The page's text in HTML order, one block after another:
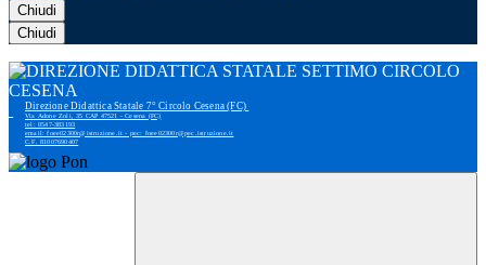
Chiudi
Chiudi
Direzione Didattica Statale 7° Circolo Cesena (FC)
Via Adone Zoli, 35 CAP 47521 - Cesena (FC)
tel: 0547-383193
email: foee02300r@istruzione.it - pec: foee02300r@pec.istruzione.it
C.F. 81007690407